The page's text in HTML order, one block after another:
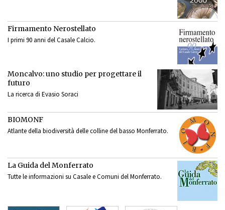
Firmamento Nerostellato
I primi 90 anni del Casale Calcio.
Moncalvo: uno studio per progettare il
futuro
La ricerca di Evasio Soraci
BIOMONF
Atlante della biodiversità delle colline del basso Monferrato.
La Guida del Monferrato
Tutte le informazioni su Casale e Comuni del Monferrato.